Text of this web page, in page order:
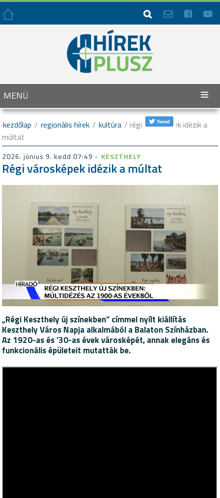
   
MENÜ
kezdőlap / regionális hírek / kultúra / régi városképek idézik a
múltat
2026. június 9. kedd 07:49 - KESZTHELY
Régi városképek idézik a múltat
„Régi Keszthely új színekben” címmel nyílt kiállítás
Keszthely Város Napja alkalmából a Balaton Színházban.
Az 1920-as és ’30-as évek városképét, annak elegáns és
funkcionális épületeit mutatták be.